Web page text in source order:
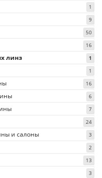
1
9
50
16
линз 1
1
16
6
7
24
и салоны 3
2
13
3